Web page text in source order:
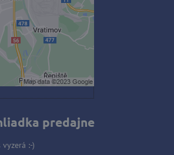
tentokrát
- súhlas s
Funkčné
v novom okne
predajne
:-)